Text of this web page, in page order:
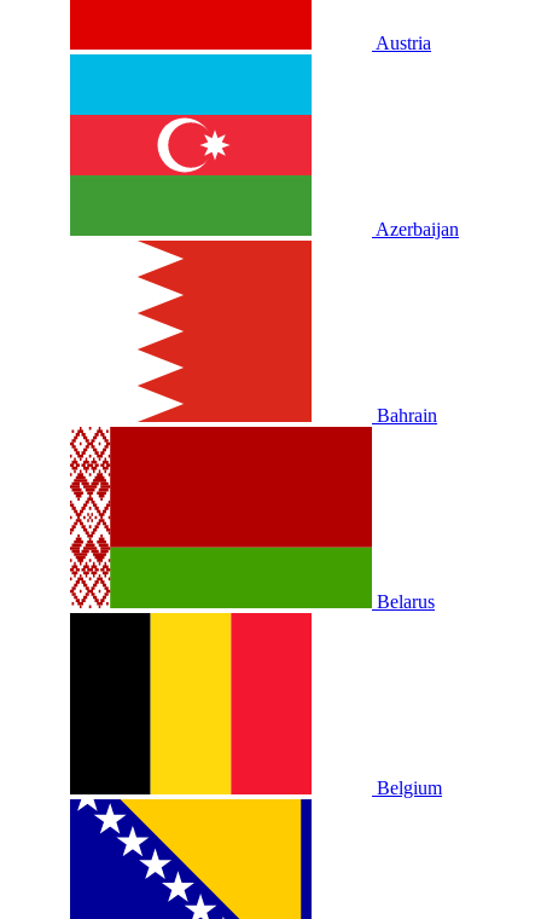
Austria
Azerbaijan
Bahrain
Belarus
Belgium